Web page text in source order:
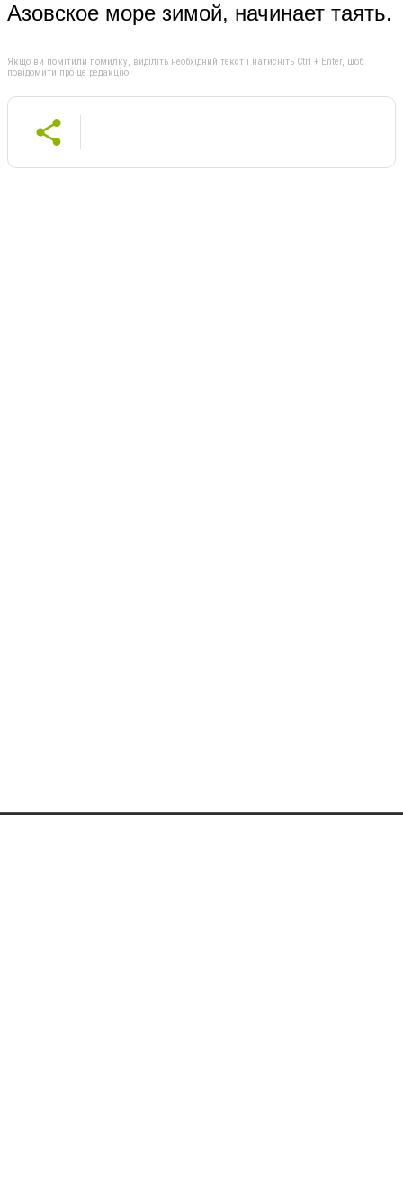
Азовское море зимой, начинает таять.
Якщо ви помітили помилку, виділіть необхідний текст і натисніть Ctrl + Enter, щоб
повідомити про це редакцію